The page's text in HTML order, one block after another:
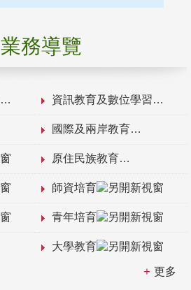
業務導覽
資訊教育及數位學習
國際及兩岸教育
原住民族教育
師資培育
青年培育
大學教育
更多